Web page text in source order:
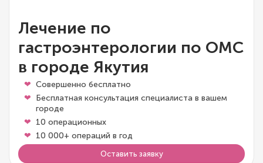
Лечение по
гастроэнтерологии по ОМС
в городе Якутия
Совершенно бесплатно
Бесплатная консультация специалиста в вашем
городе
10 операционных
10 000+ операций в год
Оставить заявку